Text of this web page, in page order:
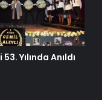
Yılında Anıldı